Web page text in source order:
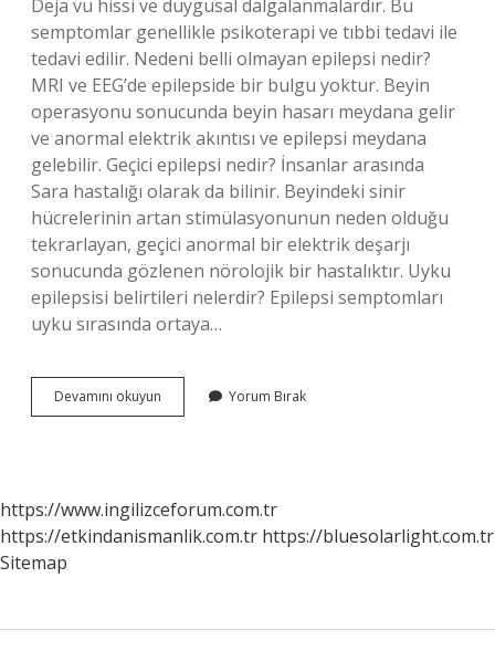
Deja vu hissi ve duygusal dalgalanmalardır. Bu
semptomlar genellikle psikoterapi ve tıbbi tedavi ile
tedavi edilir. Nedeni belli olmayan epilepsi nedir?
MRI ve EEG’de epilepside bir bulgu yoktur. Beyin
operasyonu sonucunda beyin hasarı meydana gelir
ve anormal elektrik akıntısı ve epilepsi meydana
gelebilir. Geçici epilepsi nedir? İnsanlar arasında
Sara hastalığı olarak da bilinir. Beyindeki sinir
hücrelerinin artan stimülasyonunun neden olduğu
tekrarlayan, geçici anormal bir elektrik deşarjı
sonucunda gözlenen nörolojik bir hastalıktır. Uyku
epilepsisi belirtileri nelerdir? Epilepsi semptomları
uyku sırasında ortaya…
Devamını okuyun
Epilepsi
Yorum Bırak
https://www.ingilizceforum.com.tr
https://etkindanismanlik.com.tr https://bluesolarlight.com.tr
Sitemap